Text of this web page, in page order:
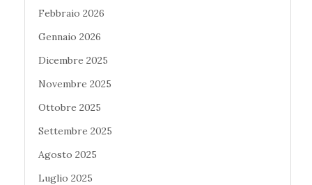
Febbraio 2026
Gennaio 2026
Dicembre 2025
Novembre 2025
Ottobre 2025
Settembre 2025
Agosto 2025
Luglio 2025